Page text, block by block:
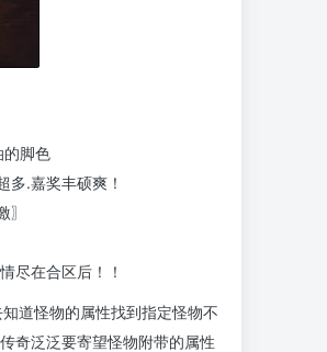
的脚色
多.嘉奖丰硕爽！
尽在合区后！！
道怪物的属性找到指定怪物不
奇泛泛要寄望怪物附带的属性